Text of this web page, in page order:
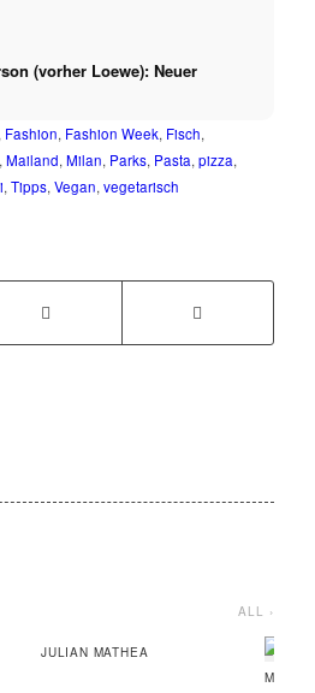
(vorher Loewe): Neuer
Fashion, Fashion Week, Fisch,
, Mailand, Milan, Parks, Pasta, pizza,
, Tipps, Vegan, vegetarisch
ALL ›
JULIAN MATHEA